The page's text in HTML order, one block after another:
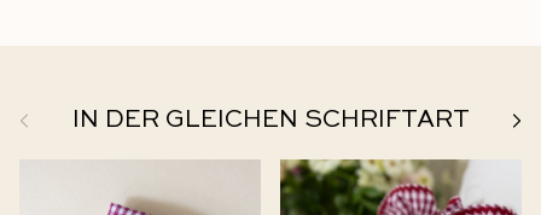
Zurück IN DER GLEICHEN SCHRIFTART